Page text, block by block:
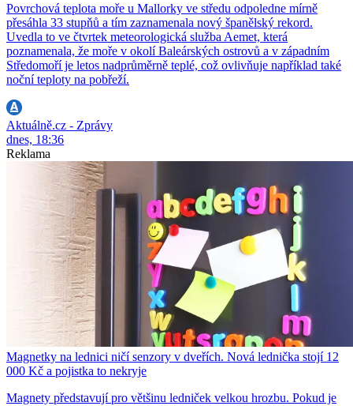
Povrchová teplota moře u Mallorky ve středu odpoledne mírně
přesáhla 33 stupňů a tím zaznamenala nový španělský rekord.
Uvedla to ve čtvrtek meteorologická služba Aemet, která
poznamenala, že moře v okolí Baleárských ostrovů a v západním
Středomoří je letos nadprůměrně teplé, což ovlivňuje například také
noční teploty na pobřeží.
Aktuálně.cz - Zprávy
dnes, 18:36
Reklama
Magnetky na lednici ničí senzory v dveřích. Nová lednička stojí 12
000 Kč a pojistka to nekryje
Magnety představují pro většinu ledniček velkou hrozbu. Pokud je